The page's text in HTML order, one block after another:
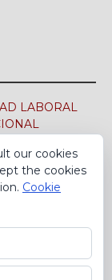
LABORAL
PARA EL
our cookies
the cookies
Cookie